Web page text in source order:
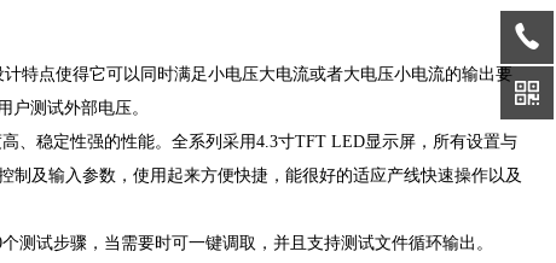
特点使得它可以同时满足小电压大电流或者大电压小电流的输出要
户测试外部电压。
、稳定性强的性能。全系列采用4.3寸TFT LED显示屏，所有设置与
及输入参数，使用起来方便快捷，能很好的适应产线快速操作以及
测试步骤，当需要时可一键调取，并且支持测试文件循环输出。